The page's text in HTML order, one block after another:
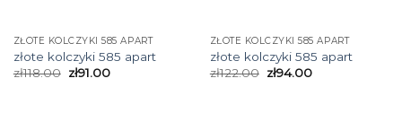
ZŁOTE KOLCZYKI 585 APART
złote kolczyki 585 apart
zł118.00 zł91.00
ZŁOTE KOLCZYKI 585 APART
złote kolczyki 585 apart
zł122.00 zł94.00